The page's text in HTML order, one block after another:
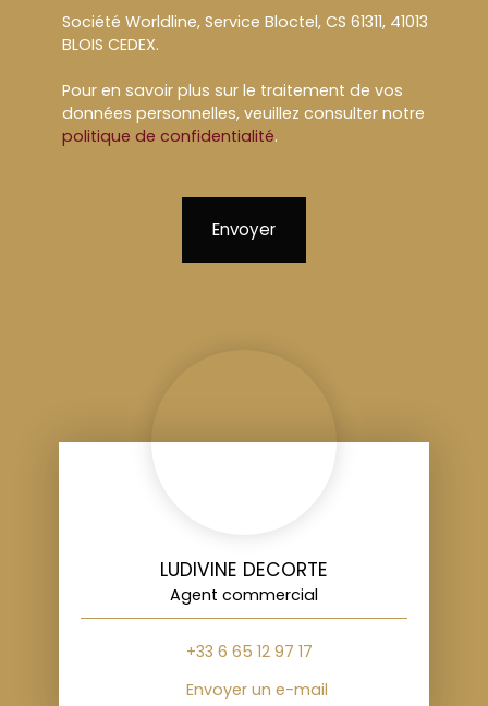
Société Worldline, Service Bloctel, CS 61311, 41013
BLOIS CEDEX.
Pour en savoir plus sur le traitement de vos
données personnelles, veuillez consulter notre
politique de confidentialité.
Envoyer
LUDIVINE DECORTE
Agent commercial
+33 6 65 12 97 17
Envoyer un e-mail